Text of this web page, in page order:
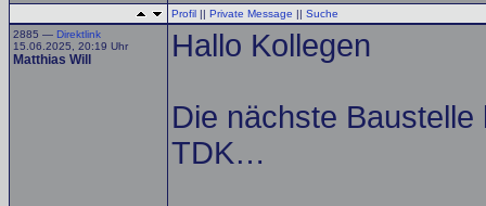
Profil || Private Message || Suche
2885 — Direktlink
15.06.2025, 20:19 Uhr
Matthias Will Hallo Kollegen
Die nächste
TDK…